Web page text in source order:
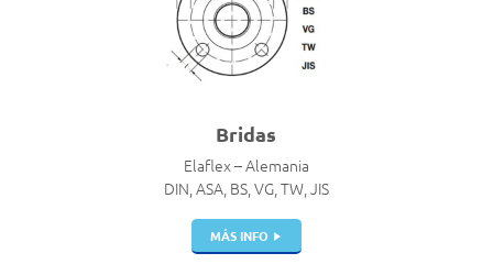
Bridas
Elaflex – Alemania
DIN, ASA, BS, VG, TW, JIS
MÁS INFO